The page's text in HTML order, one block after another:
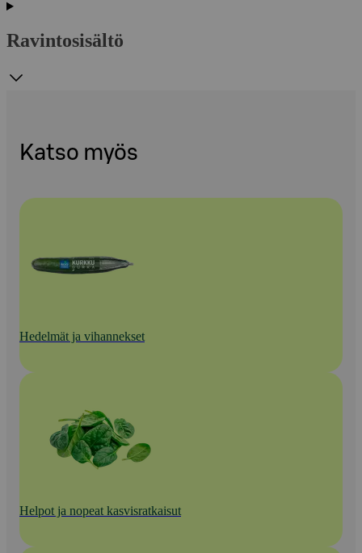
Ravintosisältö
Katso myös
Hedelmät ja vihannekset
Helpot ja nopeat kasvisratkaisut